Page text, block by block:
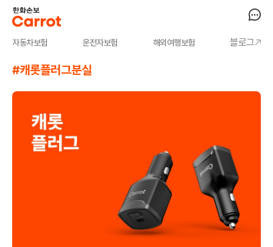
자동차보험 운전자보험 해외여행보험 블로그
#캐롯플러그분실